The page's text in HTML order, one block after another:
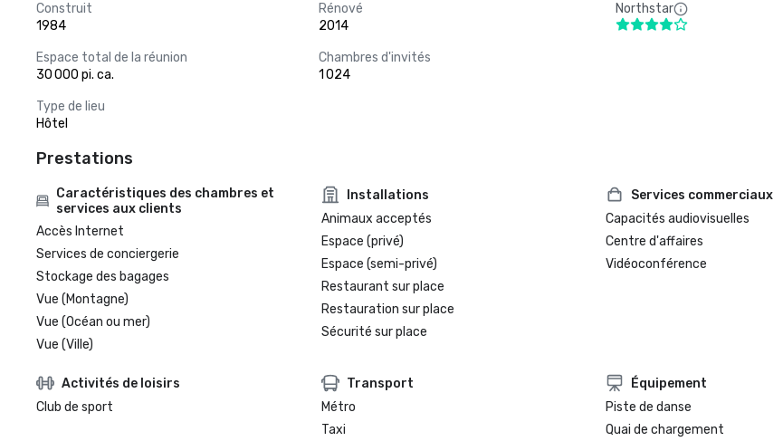
Construit
1984
Rénové
2014
Espace total de la réunion
30 000 pi. ca.
Chambres d'invités
1 024
Type de lieu
Hôtel
Northstar
Prestations
Caractéristiques des chambres et
services aux clients
Accès Internet
Services de conciergerie
Stockage des bagages
Vue (Montagne)
Vue (Océan ou mer)
Vue (Ville)
Installations
Animaux acceptés
Espace (privé)
Espace (semi-privé)
Restaurant sur place
Restauration sur place
Sécurité sur place
Services commerciaux
Capacités audiovisuelles
Centre d'affaires
Vidéoconférence
Activités de loisirs
Club de sport
Transport
Métro
Taxi
Équipement
Piste de danse
Quai de chargement